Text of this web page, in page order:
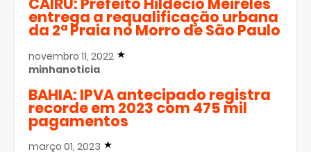
entrega a requalificação urbana
da 2ª Praia no Morro de São Paulo
novembro 11, 2022
minhanoticia
BAHIA: IPVA antecipado registra
recorde em 2023 com 475 mil
pagamentos
março 01, 2023